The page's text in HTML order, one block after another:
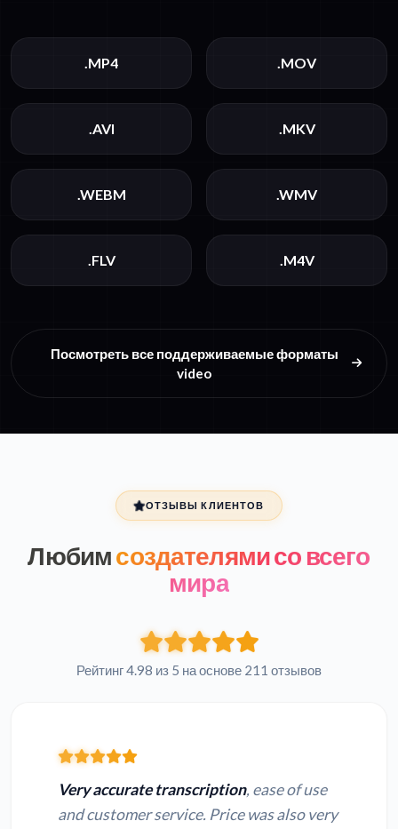
.MP4 .MOV
.AVI .MKV
.WEBM .WMV
.FLV .M4V
Посмотреть все поддерживаемые форматы
video
ОТЗЫВЫ КЛИЕНТОВ
Любимсоздателями со всего
мира
Рейтинг 4.98 из 5 на основе 211 отзывов
Very accurate transcription, ease of use
and customer service. Price was also very